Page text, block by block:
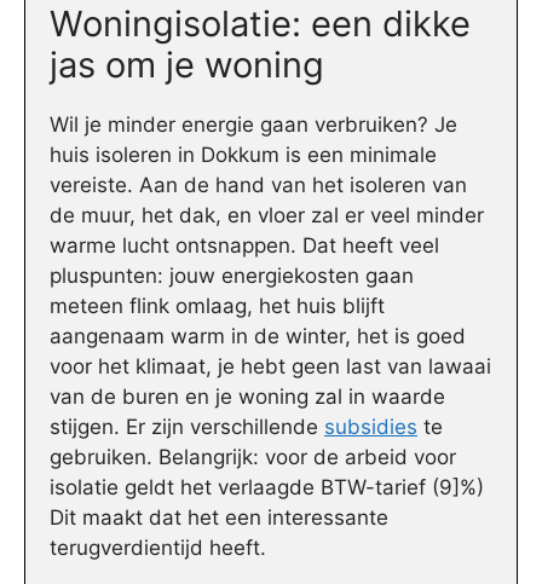
Woningisolatie: een dikke
jas om je woning
Wil je minder energie gaan verbruiken? Je
huis isoleren in Dokkum is een minimale
vereiste. Aan de hand van het isoleren van
de muur, het dak, en vloer zal er veel minder
warme lucht ontsnappen. Dat heeft veel
pluspunten: jouw energiekosten gaan
meteen flink omlaag, het huis blijft
aangenaam warm in de winter, het is goed
voor het klimaat, je hebt geen last van lawaai
van de buren en je woning zal in waarde
stijgen. Er zijn verschillende subsidies te
gebruiken. Belangrijk: voor de arbeid voor
isolatie geldt het verlaagde BTW-tarief (9]%)
Dit maakt dat het een interessante
terugverdientijd heeft.